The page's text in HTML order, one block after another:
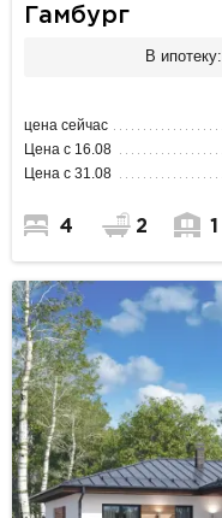
Гамбург
В ипотеку:
цена сейчас
Цена с 16.08
Цена с 31.08
4 2 1